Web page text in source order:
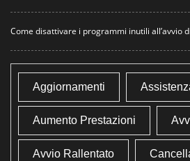
Come disattivare i programmi inutili all’avvio
Aggiornamenti
Aumento Prestazioni
Avvio Rallentato